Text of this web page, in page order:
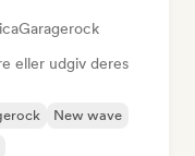
Garagerock
eller udgiv deres
New wave